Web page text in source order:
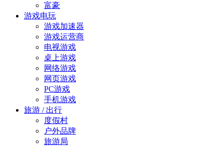
富豪
游戏电玩
游戏加速器
游戏运营商
电视游戏
桌上游戏
网络游戏
网页游戏
PC游戏
手机游戏
旅游 / 出行
度假村
户外品牌
旅游局